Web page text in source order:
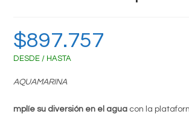
$897.757
DESDE / HASTA
AQUAMARINA
mplíe su diversión en el agua con la